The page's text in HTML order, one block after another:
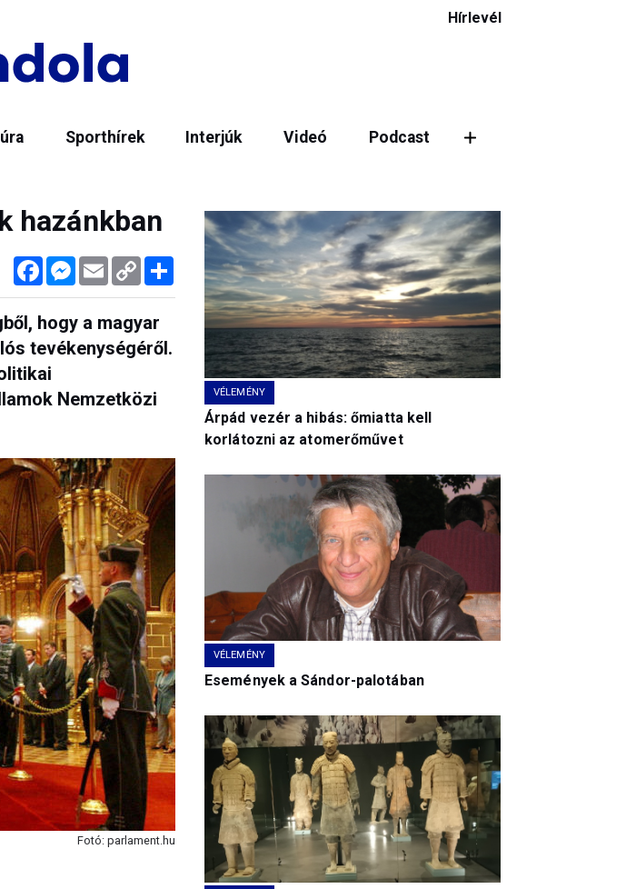
Hírlevél
Sporthírek Interjúk Videó Podcast
hazánkban
FacebookMessenger
Email Copy
Link
Megosztás
hogy a magyar
tevékenységéről.
Nemzetközi
Fotó: parlament.hu
VÉLEMÉNY
Árpád vezér a hibás: őmiatta kell
korlátozni az atomerőművet
VÉLEMÉNY
Események a Sándor-palotában